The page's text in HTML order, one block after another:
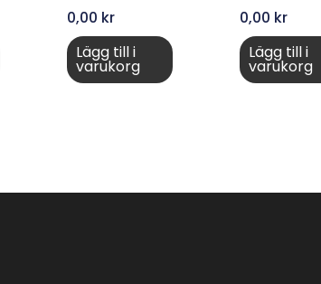
0,00 kr
Lägg till i
varukorg
0,00 kr
Lägg till i
varukorg